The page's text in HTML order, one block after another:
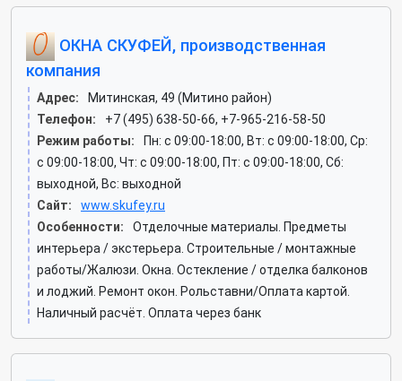
ОКНА СКУФЕЙ, производственная
компания
Адрес:
Митинская, 49 (Митино район)
Телефон:
+7 (495) 638-50-66, +7-965-216-58-50
Режим работы:
Пн: c 09:00-18:00, Вт: c 09:00-18:00, Ср:
c 09:00-18:00, Чт: c 09:00-18:00, Пт: c 09:00-18:00, Сб:
выходной, Вс: выходной
Сайт:
www.skufey.ru
Особенности:
Отделочные материалы. Предметы
интерьера / экстерьера. Строительные / монтажные
работы/Жалюзи. Окна. Остекление / отделка балконов
и лоджий. Ремонт окон. Рольставни/Оплата картой.
Наличный расчёт. Оплата через банк